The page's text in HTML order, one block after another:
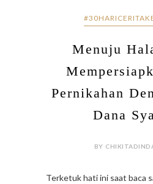
Menuju
Pernikahan
Dana
BY
Terketuk hati ini saat baca